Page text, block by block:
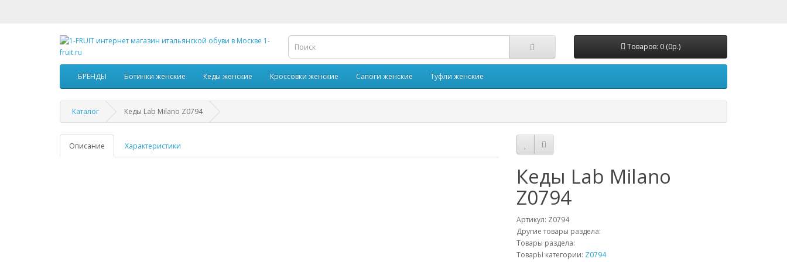
Товаров: 0 (0р.)
БРЕНДЫ Ботинки женские Кеды женские Кроссовки женские Сапоги женские Туфли женские
Каталог Кеды Lab Milano Z0794
Описание Характеристики
Кеды Lab Milano
Z0794
Артикул: Z0794
Другие товары раздела:
Товары раздела:
ТоварЫ категории: Z0794